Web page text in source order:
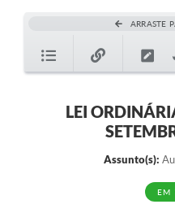
ARRASTE
LEI
Assunto(s):
EM